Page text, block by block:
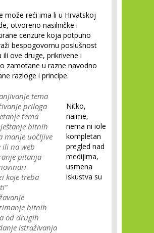
može reći ima li u Hrvatskoj
otvoreno nasilničke i
cenzure koja potpuno
bespogovornu poslušnost
ili ove druge, prikrivene i
zamotane u razne navodno
razloge i principe.
tema
priloga
tema
bitnih
manje uočljive
ili na web
pitanja
koje treba
bitnih
od drugih
istraživanja
Nitko,
naime,
nema ni iole
kompletan
pregled nad
medijima,
usmena
iskustva su